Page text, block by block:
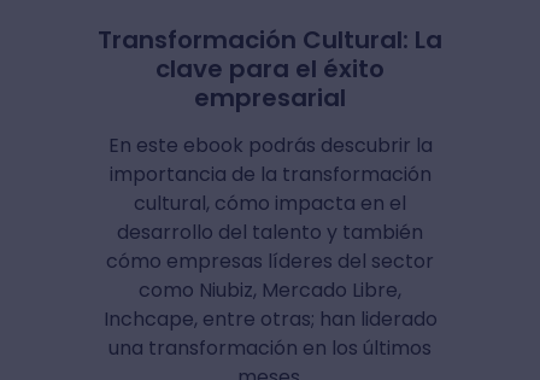
Transformación Cultural: La
clave para el éxito
empresarial
En este ebook podrás descubrir la
importancia de la transformación
cultural, cómo impacta en el
desarrollo del talento y también
cómo empresas líderes del sector
como Niubiz, Mercado Libre,
Inchcape, entre otras; han liderado
una transformación en los últimos